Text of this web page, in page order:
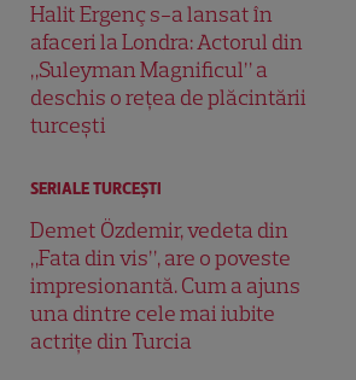
Halit Ergenç s-a lansat în
afaceri la Londra: Actorul din
„Suleyman Magnificul” a
deschis o rețea de plăcintării
turcești
SERIALE TURCEŞTI
Demet Özdemir, vedeta din
„Fata din vis”, are o poveste
impresionantă. Cum a ajuns
una dintre cele mai iubite
actrițe din Turcia